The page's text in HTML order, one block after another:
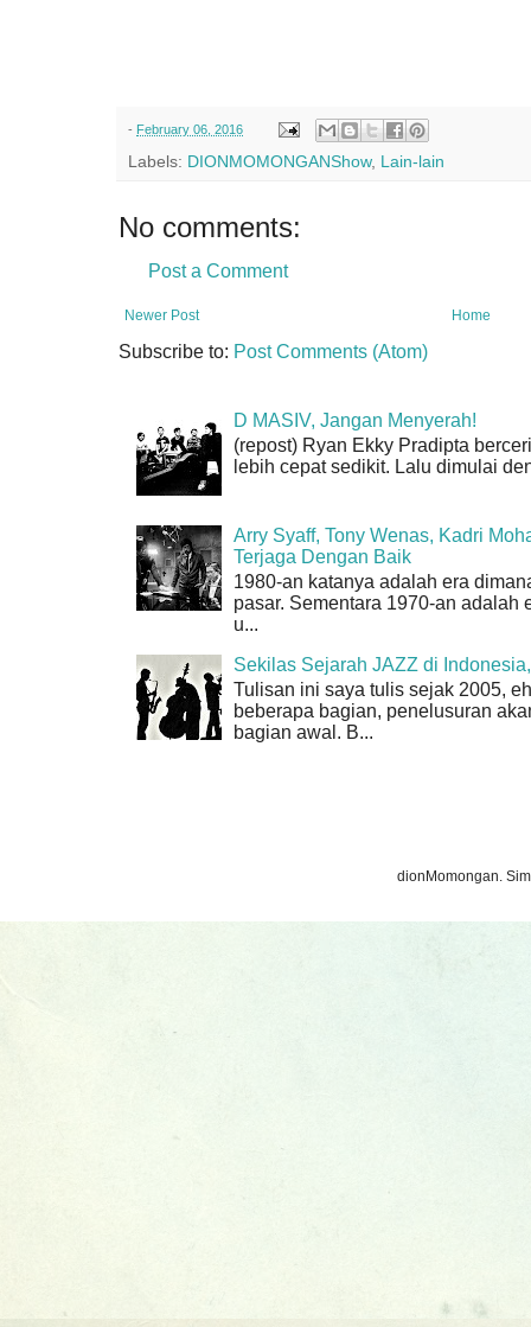
- February 06, 2016
Labels: DIONMOMONGANShow, Lain-lain
No comments:
Post a Comment
Newer Post Home
Subscribe to: Post Comments (Atom)
D MASIV, Jangan Menyerah!
(repost) Ryan Ekky Pradipta
lebih cepat sedikit. Lalu dimulai
Arry Syaff, Tony Wenas, Kadri
Terjaga Dengan Baik
1980-an katanya adalah era
pasar. Sementara 1970-an adalah
u...
Sekilas Sejarah JAZZ di
Tulisan ini saya tulis sejak 2005,
beberapa bagian, penelusuran
bagian awal. B...
dionMomongan.